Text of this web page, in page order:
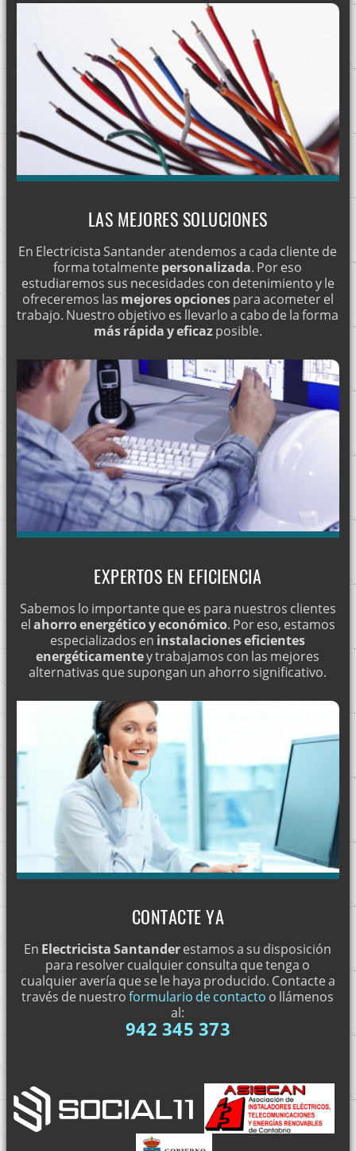
LAS MEJORES SOLUCIONES
En Electricista Santander atendemos a cada cliente de
forma totalmente personalizada. Por eso
estudiaremos sus necesidades con detenimiento y le
ofreceremos las mejores opcionespara acometer el
trabajo. Nuestro objetivo es llevarlo a cabo de la forma
más rápida y eficazposible.
EXPERTOS EN EFICIENCIA
Sabemos lo importante que es para nuestros clientes
elahorro energético y económico. Por eso, estamos
especializados en instalaciones eficientes
energéticamentey trabajamos con las mejores
alternativas que supongan un ahorro significativo.
CONTACTE YA
En Electricista Santanderestamos a su disposición
para resolver cualquier consulta que tenga o
cualquier avería que se le haya producido. Contacte a
través de nuestroformulario de contacto o llámenos
al:
942 345 373